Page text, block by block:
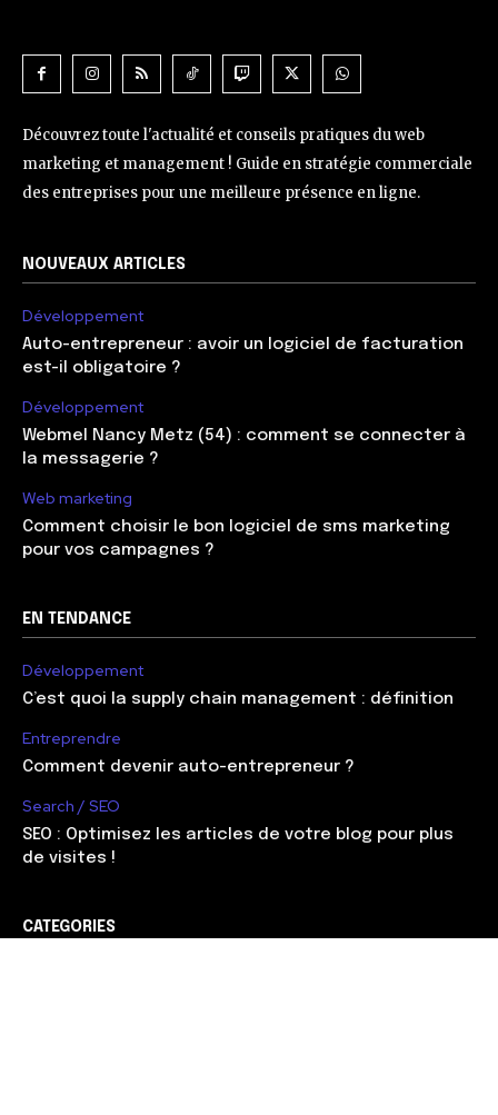
Découvrez toute l'actualité et conseils pratiques du web
marketing et management ! Guide en stratégie commerciale
des entreprises pour une meilleure présence en ligne.
NOUVEAUX ARTICLES
Développement
Auto-entrepreneur : avoir un logiciel de facturation
est-il obligatoire ?
Développement
Webmel Nancy Metz (54) : comment se connecter à
la messagerie ?
Web marketing
Comment choisir le bon logiciel de sms marketing
pour vos campagnes ?
EN TENDANCE
Développement
C’est quoi la supply chain management : définition
Entreprendre
Comment devenir auto-entrepreneur ?
Search / SEO
SEO : Optimisez les articles de votre blog pour plus
de visites !
CATEGORIES